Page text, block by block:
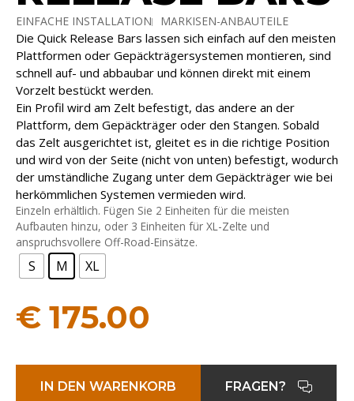
EINFACHE INSTALLATION
MARKISEN-ANBAUTEILE
SCHNELLES AUTO-SETUP
Die Quick Release Bars lassen sich einfach auf den meisten
Plattformen oder Gepäckträgersystemen montieren, sind
schnell auf- und abbaubar und können direkt mit einem
Vorzelt bestückt werden.
Ein Profil wird am Zelt befestigt, das andere an der
Plattform, dem Gepäckträger oder den Stangen. Sobald
das Zelt ausgerichtet ist, gleitet es in die richtige Position
und wird von der Seite (nicht von unten) befestigt, wodurch
der umständliche Zugang unter dem Gepäckträger wie bei
herkömmlichen Systemen vermieden wird.
Einzeln erhältlich. Fügen Sie 2 Einheiten für die meisten
Aufbauten hinzu, oder 3 Einheiten für XL-Zelte und
anspruchsvollere Off-Road-Einsätze.
S M XL
€ 175.00
IN DEN WARENKORB FRAGEN?